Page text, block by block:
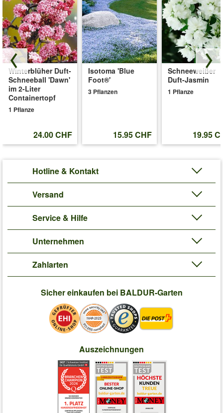
Winterblüher Duft-
Schneeball 'Dawn'
im 2-Liter
Containertopf
1 Pflanze
24.00 CHF
Isotoma 'Blue
Foot®'
3 Pflanzen
15.95 CHF
Schneeweißer
Duft-Jasmin
1 Pflanze
19.95
Hotline & Kontakt
Versand
Service & Hilfe
Unternehmen
Zahlarten
Sicher einkaufen bei BALDUR-Garten
Auszeichnungen